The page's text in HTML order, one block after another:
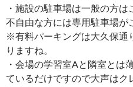
・施設の駐車場は一般の方
不自由な方には専用駐車場が
※有料パーキングは大久保通
りますね。
・会場の学習室Aと隣室とは
ているだけですので大声はク